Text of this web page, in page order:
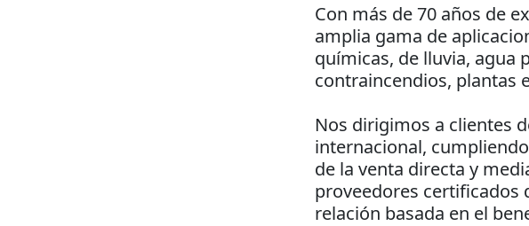
Con más de 70 años de
amplia gama de
químicas, de lluvia, agua
contraincendios, plantas
Nos dirigimos a clientes
internacional,
de la venta directa y
proveedores certificados
relación basada en el